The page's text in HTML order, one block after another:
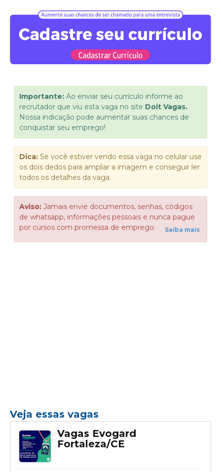
Importante: Ao enviar seu currículo informe ao
recrutador que viu esta vaga no site Doit Vagas.
Nossa indicação pode aumentar suas chances de
conquistar seu emprego!
Dica: Se você estiver vendo essa vaga no celular use
os dois dedos para ampliar a imagem e conseguir ler
todos os detalhes da vaga.
Aviso: Jamais envie documentos, senhas, códigos
de whatsapp, informações pessoais e nunca pague
por cursos com promessa de emprego.
Saiba mais
Veja essas vagas
Vagas Evogard
Fortaleza/CE